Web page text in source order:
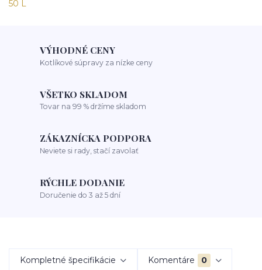
VÝHODNÉ CENY
Kotlíkové súpravy za nízke ceny
VŠETKO SKLADOM
Tovar na 99 % držíme skladom
ZÁKAZNÍCKA PODPORA
Neviete si rady, stačí zavolať
RÝCHLE DODANIE
Doručenie do 3 až 5 dní
Kompletné špecifikácie Komentáre 0